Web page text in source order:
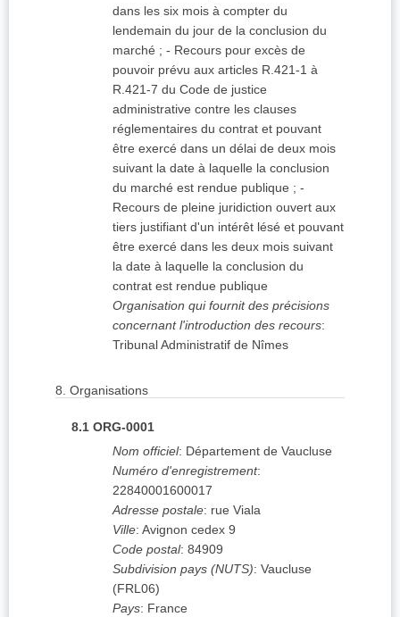
dans les six mois à compter du
lendemain du jour de la conclusion du
marché ; - Recours pour excès de
pouvoir prévu aux articles R.421-1 à
R.421-7 du Code de justice
administrative contre les clauses
réglementaires du contrat et pouvant
être exercé dans un délai de deux mois
suivant la date à laquelle la conclusion
du marché est rendue publique ; -
Recours de pleine juridiction ouvert aux
tiers justifiant d'un intérêt lésé et pouvant
être exercé dans les deux mois suivant
la date à laquelle la conclusion du
contrat est rendue publique
Organisation qui fournit des précisions
concernant l'introduction des recours:
Tribunal Administratif de Nîmes
8. Organisations
8.1 ORG-0001
Nom officiel: Département de Vaucluse
Numéro d'enregistrement:
22840001600017
Adresse postale: rue Viala
Ville: Avignon cedex 9
Code postal: 84909
Subdivision pays (NUTS): Vaucluse
(FRL06)
Pays: France